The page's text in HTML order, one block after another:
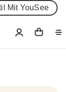
Mit YouSee